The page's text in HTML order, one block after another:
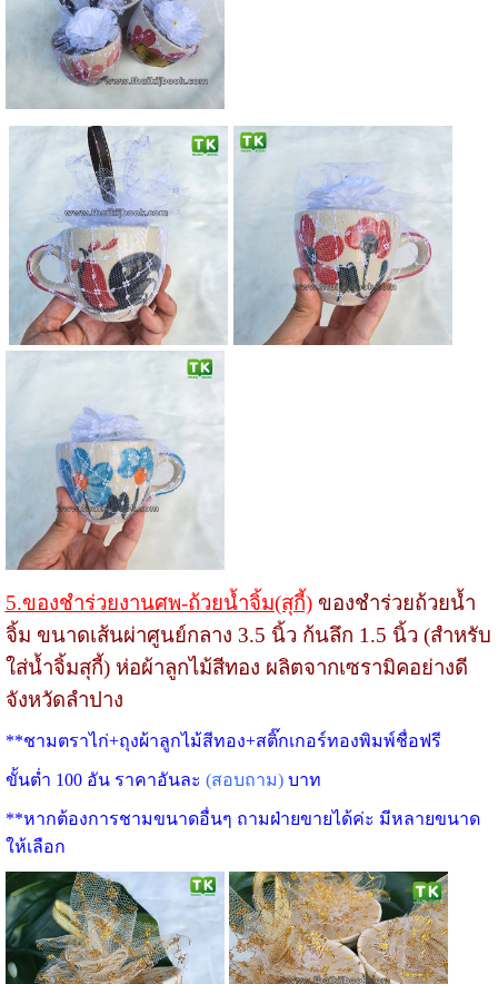
5.ของชำร่วยงานศพ-ถ้วยน้ำจิ้ม(สุกี้) ของชำร่วยถ้วยน้ำ
จิ้ม ขนาดเส้นผ่าศูนย์กลาง 3.5 นิ้ว ก้นลึก 1.5 นิ้ว (สำหรับ
ใส่น้ำจิ้มสุกี้) ห่อผ้าลูกไม้สีทอง ผลิตจากเซรามิคอย่างดี
จังหวัดลำปาง
**ชามตราไก่+ถุงผ้าลูกไม้สีทอง+สติ๊กเกอร์ทองพิมพ์ชื่อฟรี
ขั้นต่ำ 100 อัน ราคาอันละ (สอบถาม)บาท
**หากต้องการชามขนาดอื่นๆ ถามฝ่ายขายได้ค่ะ มีหลายขนาด
ให้เลือก